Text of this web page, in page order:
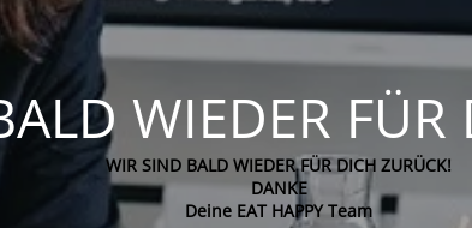
WIEDER FÜR
WIR SIND BALD WIEDER FÜR DICH ZURÜCK!
DANKE
Deine EAT HAPPY Team